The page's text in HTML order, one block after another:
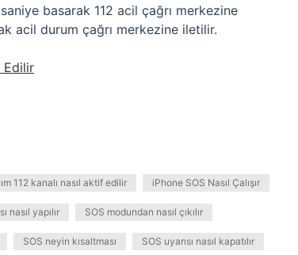
basarak 112 acil çağrı merkezine
acil durum çağrı merkezine iletilir.
Edilir
112 kanalı nasıl aktif edilir iPhone SOS Nasıl Çalışır
nasıl yapılır SOS modundan nasıl çıkılır
SOS neyin kısaltması SOS uyarısı nasıl kapatılır